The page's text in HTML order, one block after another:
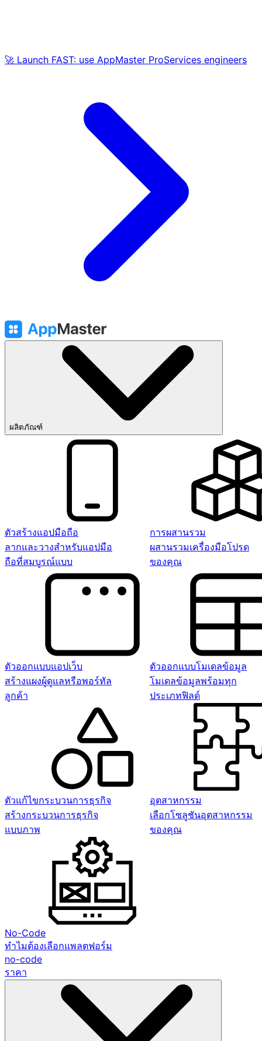
🚀 Launch FAST: use AppMaster ProServices engineers
ผลิตภัณฑ์
ตัวสร้างแอปมือถือ
ลากและวางสำหรับแอปมือ
ถือที่สมบูรณ์แบบ
การผสานรวม
ผสานรวมเครื่องมือโปรด
ของคุณ
ตัวออกแบบแอปเว็บ
สร้างแผงผู้ดูแลหรือพอร์ทัล
ลูกค้า
ตัวออกแบบโมเดลข้อมูล
โมเดลข้อมูลพร้อมทุก
ประเภทฟิลด์
ตัวแก้ไขกระบวนการธุรกิจ
สร้างกระบวนการธุรกิจ
แบบภาพ
อุตสาหกรรม
เลือกโซลูชันอุตสาหกรรม
ของคุณ
No-Code
ทำไมต้องเลือกแพลตฟอร์ม
no-code
ราคา